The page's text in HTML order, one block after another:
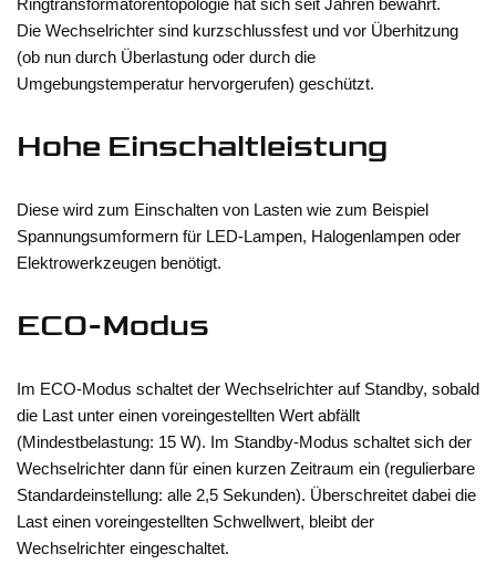
Ringtransformatorentopologie hat sich seit Jahren bewährt.
Die Wechselrichter sind kurzschlussfest und vor Überhitzung
(ob nun durch Überlastung oder durch die
Umgebungstemperatur hervorgerufen) geschützt.
Hohe Einschaltleistung
Diese wird zum Einschalten von Lasten wie zum Beispiel
Spannungsumformern für LED-Lampen, Halogenlampen oder
Elektrowerkzeugen benötigt.
ECO-Modus
Im ECO-Modus schaltet der Wechselrichter auf Standby, sobald
die Last unter einen voreingestellten Wert abfällt
(Mindestbelastung: 15 W). Im Standby-Modus schaltet sich der
Wechselrichter dann für einen kurzen Zeitraum ein (regulierbare
Standardeinstellung: alle 2,5 Sekunden). Überschreitet dabei die
Last einen voreingestellten Schwellwert, bleibt der
Wechselrichter eingeschaltet.